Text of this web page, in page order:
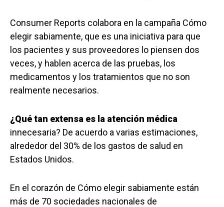
Consumer Reports colabora en la campaña Cómo
elegir sabiamente, que es una iniciativa para que
los pacientes y sus proveedores lo piensen dos
veces, y hablen acerca de las pruebas, los
medicamentos y los tratamientos que no son
realmente necesarios.
¿Qué tan extensa es la atención médica
innecesaria? De acuerdo a varias estimaciones,
alrededor del 30% de los gastos de salud en
Estados Unidos.
En el corazón de Cómo elegir sabiamente están
más de 70 sociedades nacionales de